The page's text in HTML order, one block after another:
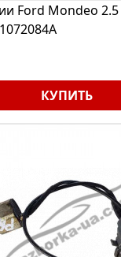
Ford Mondeo 2.5
КУПИТЬ